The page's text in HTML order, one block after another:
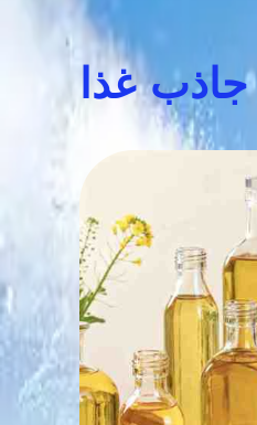
غذا